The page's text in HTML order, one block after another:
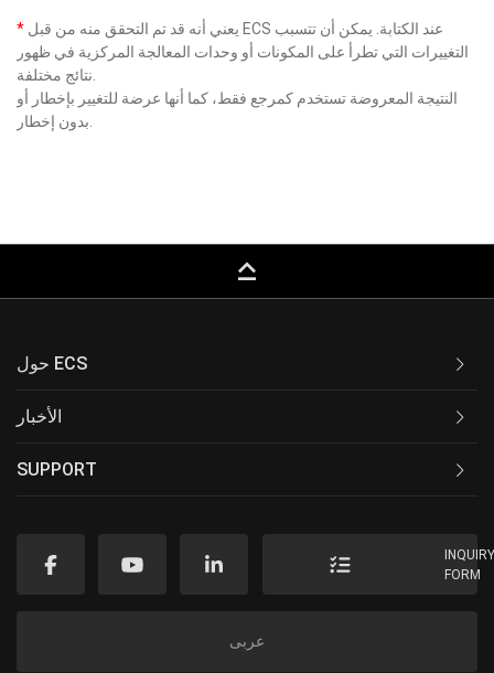
*
التغييرات التي تطرأ على المكونات أو وحدات المعالجة المركزية في ظهور
النتيجة المعروضة تستخدم كمرجع فقط، كما أنها عرضة للتغيير بإخطار أو
keyboard_capslock
حول ECS
الأخبار
SUPPORT
FORM
عربى